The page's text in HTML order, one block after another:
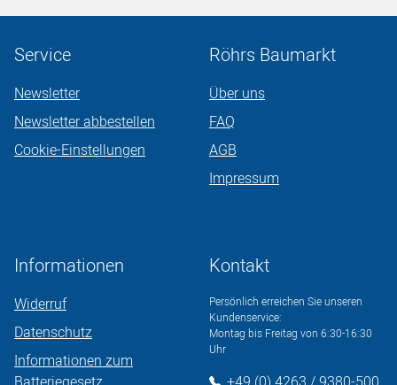
Service
Newsletter
Newsletter abbestellen
Cookie-Einstellungen
Röhrs Baumarkt
Über uns
FAQ
AGB
Impressum
Informationen
Widerruf
Datenschutz
Informationen zum
Kontakt
Persönlich erreichen Sie unseren
Kundenservice:
Montag bis Freitag von 6:30-16:30
Uhr